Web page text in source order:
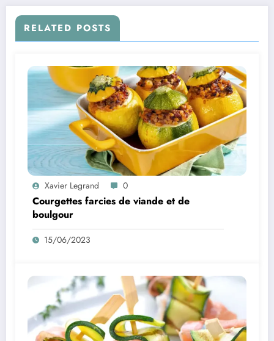
RELATED POSTS
Xavier Legrand 0
Courgettes farcies de viande et de
boulgour
15/06/2023